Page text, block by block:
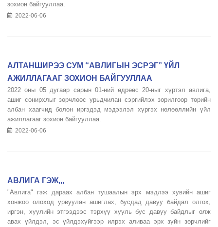
зохион байгууллаа.
2022-06-06
АЛТАНШИРЭЭ СУМ “АВЛИГЫН ЭСРЭГ” ҮЙЛ
АЖИЛЛАГААГ ЗОХИОН БАЙГУУЛЛАА
2022 оны 05 дугаар сарын 01-ний өдрөөс 20-ныг хүртэл авлига,
ашиг сонирхлыг зөрчлөөс урьдчилан сэргийлэх зорилгоор төрийн
албан хаагчид болон иргэдэд мэдээлэл хүргэх нөлөөллийн үйл
ажиллагааг зохион байгууллаа.
2022-06-06
АВЛИГА ГЭЖ,,,
"Авлига" гэж дараах албан тушаалын эрх мэдлээ хувийн ашиг
хонжоо олоход урвуулан ашиглах, бусдад давуу байдал олгох,
иргэн, хуулийн этгээдээс тэрхүү хууль бус давуу байдлыг олж
авах үйлдэл, эс үйлдэхүйгээр илрэх аливаа эрх зүйн зөрчлийг